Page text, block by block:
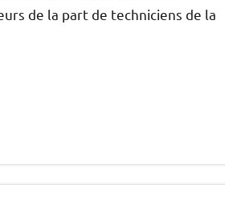
de la part de techniciens de la